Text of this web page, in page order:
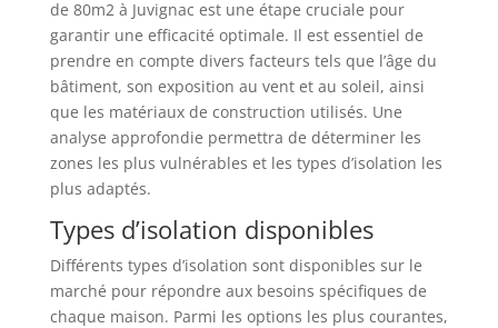
de 80m2 à Juvignac est une étape cruciale pour
garantir une efficacité optimale. Il est essentiel de
prendre en compte divers facteurs tels que l’âge du
bâtiment, son exposition au vent et au soleil, ainsi
que les matériaux de construction utilisés. Une
analyse approfondie permettra de déterminer les
zones les plus vulnérables et les types d’isolation les
plus adaptés.
Types d’isolation disponibles
Différents types d’isolation sont disponibles sur le
marché pour répondre aux besoins spécifiques de
chaque maison. Parmi les options les plus courantes,